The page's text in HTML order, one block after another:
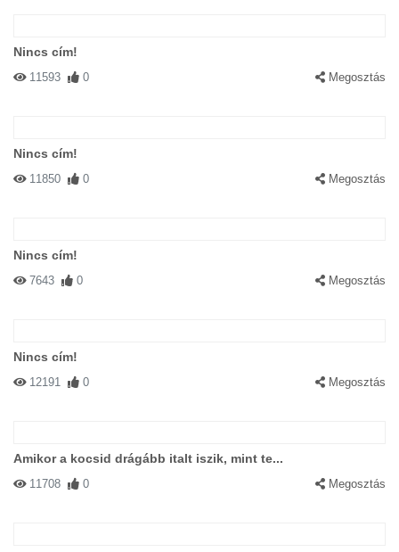
Nincs cím!
11593 0 Megosztás
Nincs cím!
11850 0 Megosztás
Nincs cím!
7643 0 Megosztás
Nincs cím!
12191 0 Megosztás
Amikor a kocsid drágább italt iszik, mint te...
11708 0 Megosztás